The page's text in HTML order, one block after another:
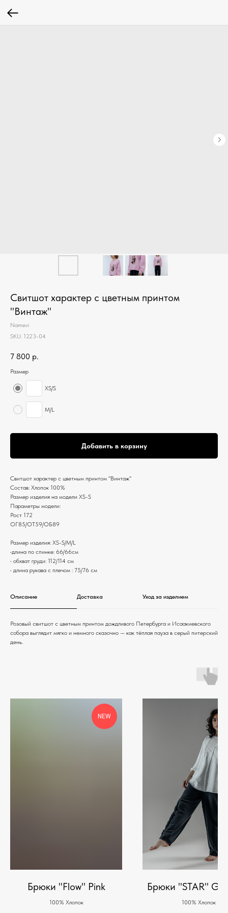
Свитшот характер с цветным принтом
"Винтаж"
Namevi
SKU: 1223-04
7 800 р.
Размер
XS/S
M/L
Добавить в корзину
Свитшот характер с цветным принтом "Винтаж"
Состав: Хлопок 100%
Размер изделия на модели XS-S
Параметры модели:
Рост 172
ОГ85/ОТ59/ОБ89
Размер изделия: XS-S/M/L
•длина по спинке: 66/66см
• обхват груди: 112/114 см
• длина рукава с плечом : 75/76 см
Описание Доставка Уход за изделием
Розовый свитшот с цветным принтом дождливого Петербурга и Исаакиевского
собора выглядит мягко и немного сказочно — как тёплая пауза в серый питерский
день.
NEW
Брюки "Flow" Pink
100% Хлопок
Брюки "STAR"
100% Хлопок